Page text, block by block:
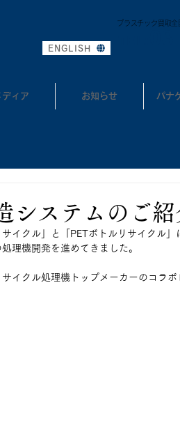
ENGLISH
プラスチック買取全
ディア お知らせ パナ
システムのご
イクル」と「PETボトルリサイクル」
理機開発を進めてきました。
イクル処理機トップメーカーのコラボ